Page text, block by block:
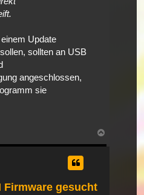
Update
sollten an USB
angeschlossen,
sie
Firmware gesucht